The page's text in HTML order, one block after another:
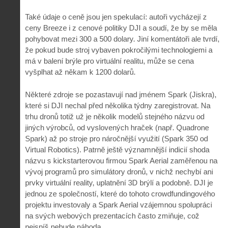
Také údaje o ceně jsou jen spekulací: autoři vycházejí z
ceny Breeze i z cenové politiky DJI a soudí, že by se měla
pohybovat mezi 300 a 500 dolary. Jiní komentátoři ale tvrdí,
že pokud bude stroj vybaven pokročilými technologiemi a
má v balení brýle pro virtuální realitu, může se cena
vyšplhat až někam k 1200 dolarů.
Některé zdroje se pozastavují nad jménem Spark (Jiskra),
které si DJI nechal před několika týdny zaregistrovat. Na
trhu dronů totiž už je několik modelů stejného názvu od
jiných výrobců, od vyslovených hraček (např. Quadrone
Spark) až po stroje pro náročnější využití (Spark 350 od
Virtual Robotics). Patrně ještě významnější indicií shoda
názvu s kickstarterovou firmou Spark Aerial zaměřenou na
vývoj programů pro simulátory dronů, v nichž nechybí ani
prvky virtuální reality, uplatnění 3D brýlí a podobně. DJI je
jednou ze společností, které do tohoto crowdfundingového
projektu investovaly a Spark Aerial vzájemnou spolupráci
na svých webových prezentacích často zmiňuje, což